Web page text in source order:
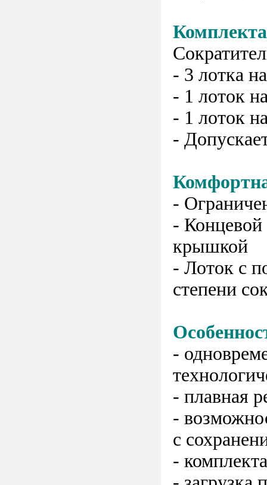
- 3 лотка
- 1 лоток
- 1 лоток
-
-
- Концевой
крышкой
- Лоток с
степени
-
- плавная
-
с
-